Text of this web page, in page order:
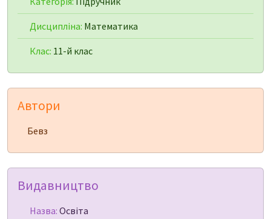
Дисципліна: Математика
Клас: 11-й клас
Автори
Бевз
Видавництво
Назва: Освіта